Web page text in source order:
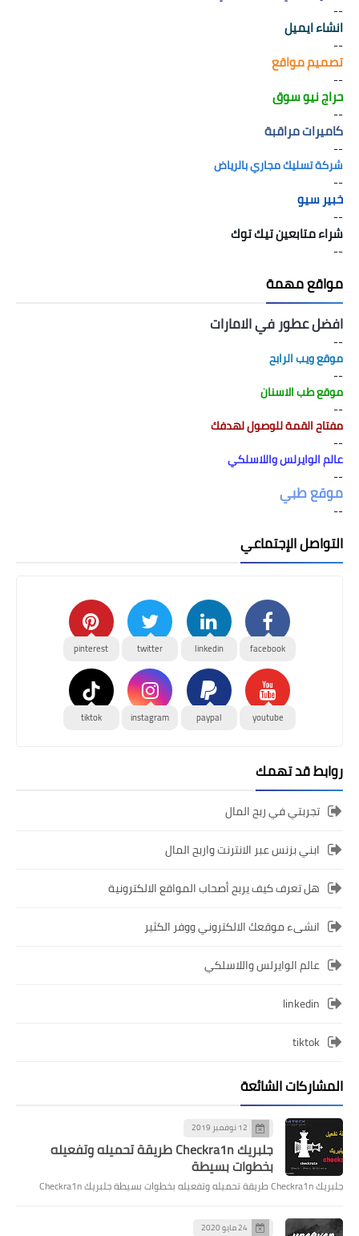
--
انشاء ايميل
--
تصميم مواقع
--
حراج نيو سوق
--
كاميرات مراقبة
--
شركة تسليك مجاري بالرياض
--
خبير سيو
--
شراء متابعين تيك توك
--
مواقع مهمة
افضل عطور في الامارات
--
موقع ويب الرابح
--
موقع طب الاسنان
--
مفتاح القمة للوصول لهدفك
--
عالم الوايرلس واللاسلكي
--
موقع طبي
--
التواصل الإجتماعي
facebook
linkedin
twitter
pinterest
youtube
paypal
instagram
tiktok
روابط قد تهمك
تجربتي في ربح المال
ابني بزنس عبر الانترنت واربح المال
هل تعرف كيف يربح أصحاب المواقع الالكترونية
انشىء موقعك الالكتروني ووفر الكثير
عالم الوايرلس واللاسلكي
linkedin
tiktok
المشاركات الشائعة
12 نوفمبر 2019
جلبريك Checkra1n طريقة تحميله وتفعيله
بخطوات بسيطة
جلبريك Checkra1n طريقة تحميله وتفعيله بخطوات بسيطة جلبريك Checkra1n
24 مايو 2020